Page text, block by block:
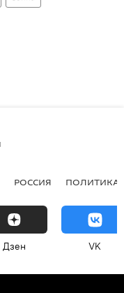
РОССИЯ ПОЛИТИКА
Дзен VK